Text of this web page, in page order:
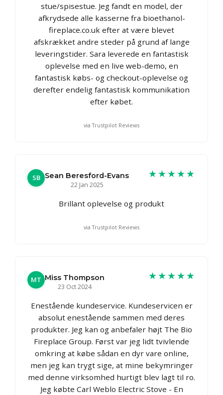
stue/spisestue. Jeg fandt en model, der
afkrydsede alle kasserne fra bioethanol-
fireplace.co.uk efter at være blevet
afskrækket andre steder på grund af lange
leveringstider. Sara leverede en fantastisk
oplevelse med en live web-demo, en
fantastisk købs- og checkout-oplevelse og
derefter endelig fantastisk kommunikation
efter købet.
via Trustpilot Reviews
SB Sean Beresford-Evans
22 Jan 2025
★★★★★
Brillant oplevelse og produkt
via Trustpilot Reviews
MT Miss Thompson
23 Oct 2024
★★★★★
Enestående kundeservice. Kundeservicen er
absolut enestående sammen med deres
produkter. Jeg kan og anbefaler højt The Bio
Fireplace Group. Først var jeg lidt tvivlende
omkring at købe sådan en dyr vare online,
men jeg kan trygt sige, at mine bekymringer
med denne virksomhed hurtigt blev lagt til ro.
Jeg købte Carl Weblo Electric Stove - En